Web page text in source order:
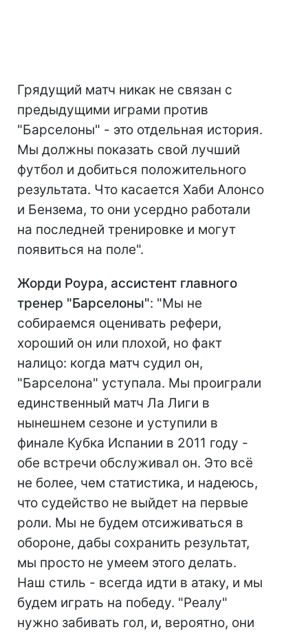
Грядущий матч никак не связан с
предыдущими играми против
"Барселоны" - это отдельная история.
Мы должны показать свой лучший
футбол и добиться положительного
результата. Что касается Хаби Алонсо
и Бензема, то они усердно работали
на последней тренировке и могут
появиться на поле".
Жорди Роура, ассистент главного
тренер "Барселоны": "Мы не
собираемся оценивать рефери,
хороший он или плохой, но факт
налицо: когда матч судил он,
"Барселона" уступала. Мы проиграли
единственный матч Ла Лиги в
нынешнем сезоне и уступили в
финале Кубка Испании в 2011 году -
обе встречи обслуживал он. Это всё
не более, чем статистика, и надеюсь,
что судейство не выйдет на первые
роли. Мы не будем отсиживаться в
обороне, дабы сохранить результат,
мы просто не умеем этого делать.
Наш стиль - всегда идти в атаку, и мы
будем играть на победу. "Реалу"
нужно забивать гол, и, вероятно, они